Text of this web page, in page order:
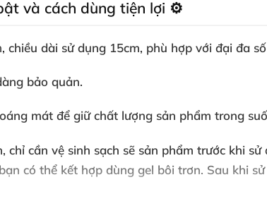
và cách dùng tiện lợi ⚙️
chiều dài sử dụng 15cm, phù hợp với đại đa
bảo quản.
mát để giữ chất lượng sản phẩm trong
chỉ cần vệ sinh sạch sẽ sản phẩm trước khi
có thể kết hợp dùng gel bôi trơn. Sau khi